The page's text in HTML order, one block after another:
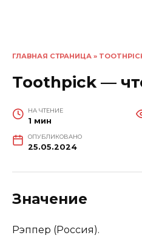
ГЛАВНАЯ СТРАНИЦА »
Toothpick —
НА ЧТЕНИЕ
1 мин
ОПУБЛИКОВАНО
25.05.2024
Значение
Рэппер (Россия).